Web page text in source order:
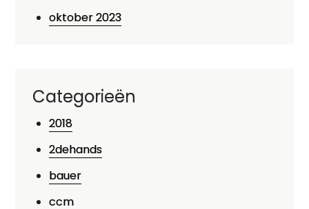
oktober 2023
Categorieën
2018
2dehands
bauer
ccm